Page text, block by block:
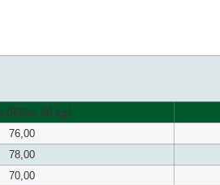
(R$/sc 50 kg)
76,00
78,00
70,00